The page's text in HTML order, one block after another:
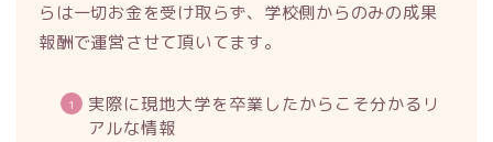
らは一切お金を受け取らず、学校側からのみの成果
報酬で運営させて頂いてます。
実際に現地大学を卒業したからこそ分かるリ
アルな情報